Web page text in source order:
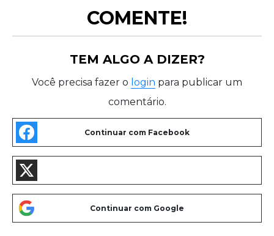
COMENTE!
TEM ALGO A DIZER?
Você precisa fazer o login para publicar um
comentário.